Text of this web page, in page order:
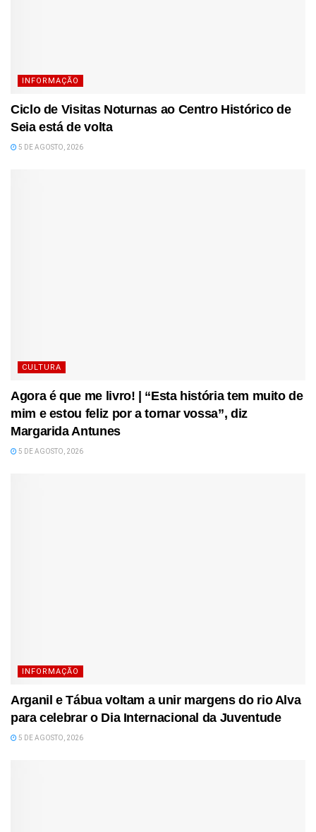
INFORMAÇÃO
Ciclo de Visitas Noturnas ao Centro Histórico de
Seia está de volta
5 DE AGOSTO, 2026
CULTURA
Agora é que me livro! | “Esta história tem muito de
mim e estou feliz por a tornar vossa”, diz
Margarida Antunes
5 DE AGOSTO, 2026
INFORMAÇÃO
Arganil e Tábua voltam a unir margens do rio Alva
para celebrar o Dia Internacional da Juventude
5 DE AGOSTO, 2026